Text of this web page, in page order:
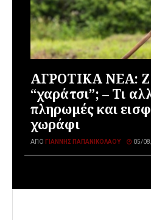
ΑΓΡΟΤΙΚΑ ΝΕΑ:
“χαράτσι”; – Τι
πληρωμές και
χωράφι
ΑΠΌ ΓΙΆΝΝΗΣ ΠΑΠΑΝΙΚΟΛΆΟΥ 05/